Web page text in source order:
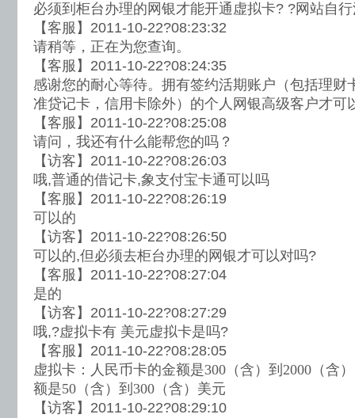
必须到柜台办理的网银才能开通虚拟卡? ?网站自
【客服】2011-10-22?08:23:32
请稍等，正在为您查询。
【客服】2011-10-22?08:24:35
感谢您的耐心等待。拥有签约活期账户（包括理财
准贷记卡，信用卡除外）的个人网银高级客户才可
【客服】2011-10-22?08:25:08
请问，我还有什么能帮您的吗？
【访客】2011-10-22?08:26:03
哦,普通的借记卡,象支付宝卡通可以吗
【客服】2011-10-22?08:26:19
可以的
【访客】2011-10-22?08:26:50
可以的,但必须去柜台办理的网银才可以对吗?
【客服】2011-10-22?08:27:04
是的
【访客】2011-10-22?08:27:29
哦,?虚拟卡有 美元虚拟卡是吗?
【客服】2011-10-22?08:28:05
虚拟卡：人民币卡的金额是300（含）到2000（含
额是50（含）到300（含）美元
【访客】2011-10-22?08:29:10